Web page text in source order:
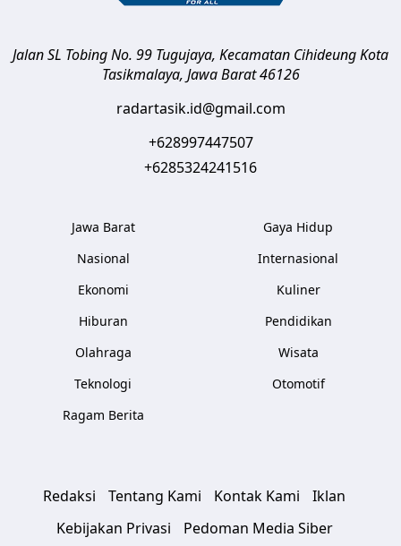
Jalan SL Tobing No. 99 Tugujaya, Kecamatan CihideungKota
Tasikmalaya, Jawa Barat 46126
radartasik.id@gmail.com
+628997447507
+6285324241516
Jawa Barat
Nasional
Ekonomi
Hiburan
Olahraga
Teknologi
Ragam Berita
Gaya Hidup
Internasional
Kuliner
Pendidikan
Wisata
Otomotif
Redaksi Tentang Kami Kontak Kami
Iklan
Kebijakan Privasi
Pedoman Media Siber